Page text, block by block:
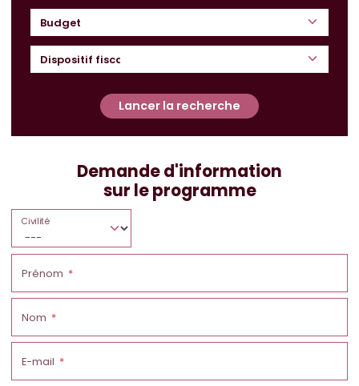
Budget
Lancer la recherche
Demande d'information
sur le programme
Civilité
Prénom
Nom
E-mail